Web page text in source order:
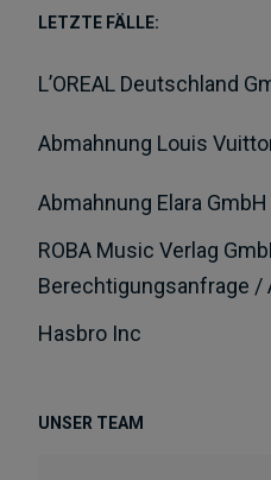
LETZTE FÄLLE:
L’OREAL Deutschland
Abmahnung Louis
Abmahnung Elara GmbH
ROBA Music Verlag
Berechtigungsanfrage /
Hasbro Inc
UNSER TEAM